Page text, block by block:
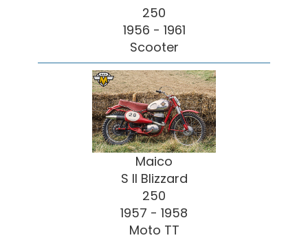
250
1956 - 1961
Scooter
Maico
S II Blizzard
250
1957 - 1958
Moto TT